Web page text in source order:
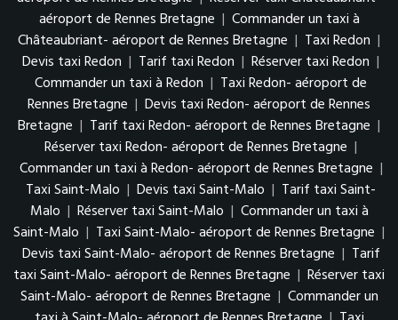
aéroport de Rennes Bretagne | Commander un taxi à
Châteaubriant- aéroport de Rennes Bretagne | Taxi Redon |
Devis taxi Redon | Tarif taxi Redon | Réserver taxi Redon |
Commander un taxi à Redon | Taxi Redon- aéroport de
Rennes Bretagne | Devis taxi Redon- aéroport de Rennes
Bretagne | Tarif taxi Redon- aéroport de Rennes Bretagne |
Réserver taxi Redon- aéroport de Rennes Bretagne |
Commander un taxi à Redon- aéroport de Rennes Bretagne |
Taxi Saint-Malo | Devis taxi Saint-Malo | Tarif taxi Saint-
Malo | Réserver taxi Saint-Malo | Commander un taxi à
Saint-Malo | Taxi Saint-Malo- aéroport de Rennes Bretagne |
Devis taxi Saint-Malo- aéroport de Rennes Bretagne | Tarif
taxi Saint-Malo- aéroport de Rennes Bretagne | Réserver taxi
Saint-Malo- aéroport de Rennes Bretagne | Commander un